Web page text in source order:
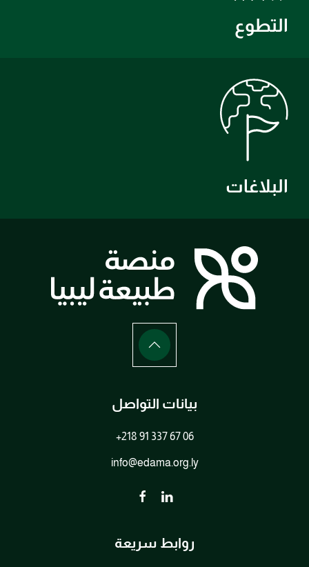
التطوع
البلاغات
بيانات التواصل
+218 91 337 67 06
info@edama.org.ly
روابط سريعة